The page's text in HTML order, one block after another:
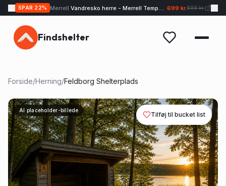
SPAR 22% Merrell Vandresko herre - Merrell Tempo EXP - Sand 699 kr.899 kr.
Findshelter
Forside/Herning/Feldborg Shelterplads
AI placeholder-billede
Tilføj til bucket list